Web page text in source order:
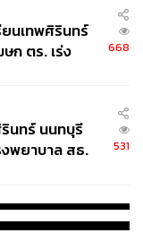
แรร์ มาผัดกะเพรา
งนุสรา อันนี้ขอ
งก่อนตั้งแแต่ตอน
เก๋าดำซึ่งปรับวิธี
วยการต้มกระดูก
ลิ่นที่ชัดยิ่งขึ้น ส่วน
ยนเทพศิรินทร์
ก ตร. เร่ง
668
นทร์ นนทบุรี
งพยาบาล สธ.
531